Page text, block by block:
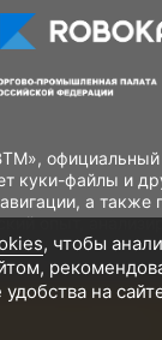
официальный
куки-файлы и
а также
опыт,
и
маркетинговых
, чтобы
удобства на